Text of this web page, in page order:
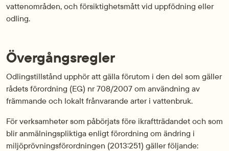
vattenområden, och försiktighetsmått vid uppfödning eller
odling.
Övergångsregler
Odlingstillstånd upphör att gälla förutom i den del som gäller
rådets förordning (EG) nr 708/2007 om användning av
främmande och lokalt frånvarande arter i vattenbruk.
För verksamheter som påbörjats före ikraftträdandet och som
blir anmälningspliktiga enligt förordning om ändring i
miljöprövningsförordningen (2013:251) gäller följande: